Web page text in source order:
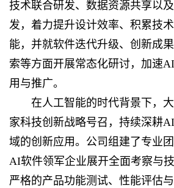
技术联合研发、数据资源共享以
发，着力提升设计效率、积累技
能，并就软件迭代升级、创新成
索等方面开展常态化研讨，加速
用与推广。
在人工智能的时代背景下，
家科技创新战略号召，持续深耕
域的创新应用。公司组建了专业
AI软件领军企业展开全面考察与
严格的产品功能测试、性能评估